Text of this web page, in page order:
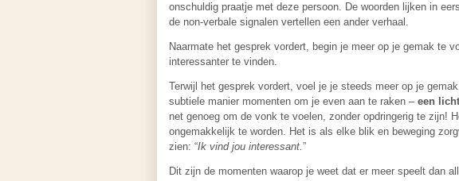
onschuldig praatje met deze persoon. De woorden lijken in
de non-verbale signalen vertellen een ander verhaal.
Naarmate het gesprek vordert, begin je meer op je gemak te
interessanter te vinden.
Terwijl het gesprek vordert, voel je je steeds meer op je
subtiele manier momenten om je even aan te raken – een
net genoeg om de vonk te voelen, zonder opdringerig te zijn!
ongemakkelijk te worden. Het is als elke blik en beweging
zien: “Ik vind jou interessant.”
Dit zijn de momenten waarop je weet dat er meer speelt dan